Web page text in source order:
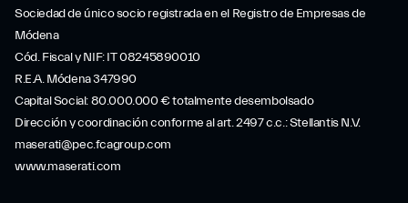
Sociedad de único socio registrada en el Registro de Empresas de
Módena
Cód. Fiscal y NIF: IT 08245890010
R.E.A. Módena 347990
Capital Social: 80.000.000 € totalmente desembolsado
Dirección y coordinación conforme al art. 2497 c.c.: Stellantis N.V.
maserati@pec.fcagroup.com
www.maserati.com